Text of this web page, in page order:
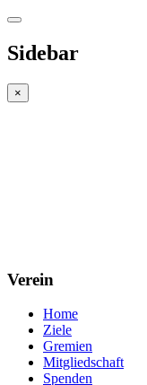
Sidebar
×
Verein
Home
Ziele
Gremien
Mitgliedschaft
Spenden